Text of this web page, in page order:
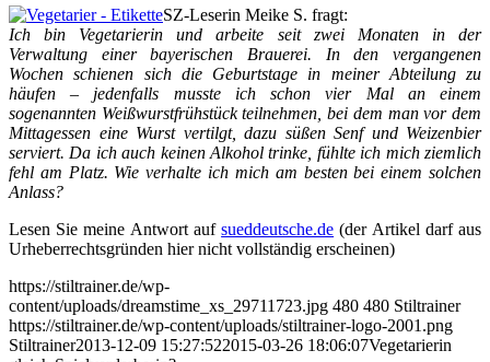
SZ-Leserin Meike S. fragt:
Ich bin Vegetarierin und arbeite seit zwei Monaten in der
Verwaltung einer bayerischen Brauerei. In den vergangenen
Wochen schienen sich die Geburtstage in meiner Abteilung zu
häufen – jedenfalls musste ich schon vier Mal an einem
sogenannten Weißwurstfrühstück teilnehmen, bei dem man vor dem
Mittagessen eine Wurst vertilgt, dazu süßen Senf und Weizenbier
serviert. Da ich auch keinen Alkohol trinke, fühlte ich mich ziemlich
fehl am Platz. Wie verhalte ich mich am besten bei einem solchen
Anlass?
Lesen Sie meine Antwort aufsueddeutsche.de (der Artikel darf aus
Urheberrechtsgründen hier nicht vollständig erscheinen)
https://stiltrainer.de/wp-
content/uploads/dreamstime_xs_29711723.jpg 480 480 Stiltrainer
https://stiltrainer.de/wp-content/uploads/stiltrainer-logo-2001.png
Stiltrainer2013-12-09 15:27:522015-03-26 18:06:07Vegetarierin